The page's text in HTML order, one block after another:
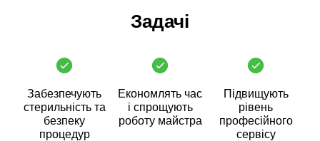
Задачі
Забезпечують
стерильність та
безпеку
процедур
Економлять час
і спрощують
роботу майстра
Підвищують
рівень
професійного
сервісу